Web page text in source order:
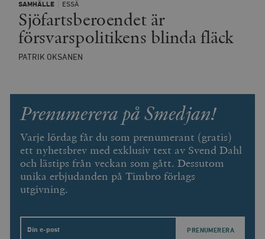
SAMHÄLLE ESSÄ
Sjöfartsberoendet är
försvarspolitikens blinda fläck
PATRIK OKSANEN
Prenumerera på Smedjan!
Varje lördag får du som prenumerant (gratis)
ett nyhetsbrev med exklusiv text av Svend Dahl
och lästips från veckan som gått. Dessutom
unika erbjudanden på Timbro förlags
utgivning.
Email